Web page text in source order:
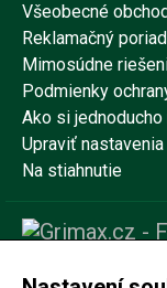
Všeobecné
Reklamačný
Mimosúdne
Podmienky
Ako si
Upraviť
Na stiahnutie